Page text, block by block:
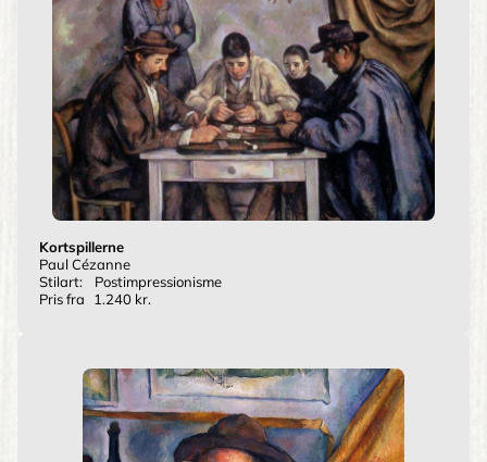
Kortspillerne
Paul Cézanne
Stilart:
Postimpressionisme
Pris fra
1.240 kr.